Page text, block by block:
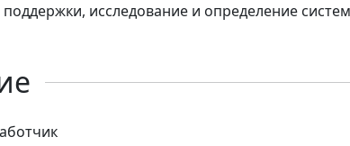
исследование и определение